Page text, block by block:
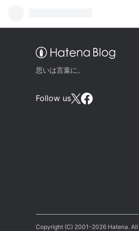
思いは言葉に。
Follow us
Copyright (C) 2001-2026 Hatena. All